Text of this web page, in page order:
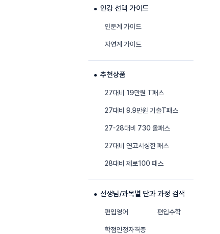
인강 선택 가이드
인문계 가이드
자연계 가이드
추천상품
27대비 19만원 T패스
27대비 9.9만원 기출T패스
27-28대비 730 올패스
27대비 연고서성한 패스
28대비 제로100 패스
선생님/과목별 단과 과정 검색
편입영어 편입수학
학점인정자격증